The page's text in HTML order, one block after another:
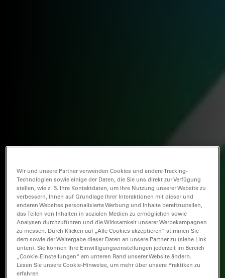
Wir und unsere Partner verwenden Cookies und andere Tracking-
Technologien sowie einige der Daten, die Sie uns direkt zur Verfügung
stellen, wie z. B. Ihre Kontaktdaten, um Ihre Nutzung unserer Website zu
verbessern, Ihnen auf Grundlage Ihrer Interaktionen mit dieser und
anderen Websites personalisierte Werbung und Inhalte bereitzustellen,
das Teilen von Inhalten in sozialen Medien zu ermöglichen sowie
Analysen durchzuführen und die Wirksamkeit unserer Werbekampagnen
zu messen. Durch Klicken auf „Alle Cookies akzeptieren“ stimmen Sie
dem sowie der Weitergabe dieser Daten an unsere Partner zu (siehe Link
unten). Sie können Ihre Einwilligungseinstellungen jederzeit im Bereich
„Cookie-Einstellungen“ am unteren Rand unserer Website ändern.
Lesen Sie unsere Cookie-Hinweise, um mehr über unsere Praktiken zu
erfahren